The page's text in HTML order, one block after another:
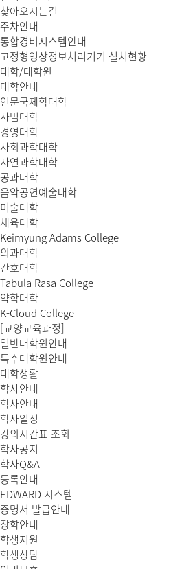
찾아오시는길
주차안내
통합경비시스템안내
고정형영상정보처리기기 설치현황
대학/대학원
대학안내
인문국제학대학
사범대학
경영대학
사회과학대학
자연과학대학
공과대학
음악공연예술대학
미술대학
체육대학
Keimyung Adams College
의과대학
간호대학
Tabula Rasa College
약학대학
K-Cloud College
[교양교육과정]
일반대학원안내
특수대학원안내
대학생활
학사안내
학사안내
학사일정
강의시간표 조회
학사공지
학사Q&A
등록안내
EDWARD 시스템
증명서 발급안내
장학안내
학생지원
학생상담